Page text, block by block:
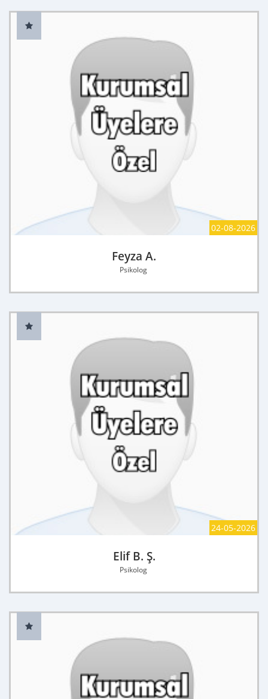
02-08-2026
Feyza A.
Psikolog
24-05-2026
Elif B. Ş.
Psikolog